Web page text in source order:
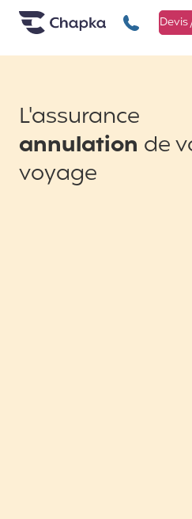
Chapka +33 1 74 85 50
Devis
L'assurance
annulation de
voyage